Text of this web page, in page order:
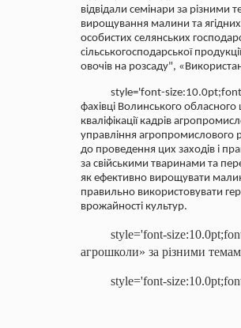
відвідали семінари за різними
вирощування малини та
особистих селянських
сільськогосподарської
овочів на розсаду",
style='font-
фахівці Волинського
кваліфікації кадрів
управління агропромислового
до проведення цих заходів і
за свійськими тваринами та
як ефективно вирощувати
правильно використовувати
врожайності культур.
style='font-
агрошколи» за різними
style='font-